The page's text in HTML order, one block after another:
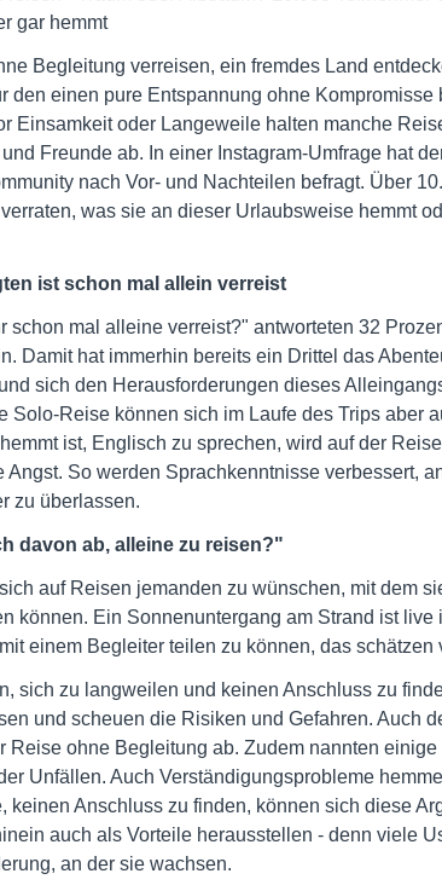
gar hemmt
Begleitung verreisen, ein fremdes Land
den einen pure Entspannung ohne Kompromisse
Einsamkeit oder Langeweile halten manche
Freunde ab. In einer Instagram-Umfrage hat
nach Vor- und Nachteilen befragt. Über
was sie an dieser Urlaubsweise hemmt
ist schon mal allein verreist
schon mal alleine verreist?" antworteten 32
Damit hat immerhin bereits ein Drittel das
sich den Herausforderungen dieses
Solo-Reise können sich im Laufe des Trips aber
ist, Englisch zu sprechen, wird auf der
So werden Sprachkenntnisse verbessert,
zu überlassen.
davon ab, alleine zu reisen?"
auf Reisen jemanden zu wünschen, mit dem
können. Ein Sonnenuntergang am Strand ist live
einem Begleiter teilen zu können, das
sich zu langweilen und keinen Anschluss zu
und scheuen die Risiken und Gefahren. Auch
Reise ohne Begleitung ab. Zudem nannten
Unfällen. Auch Verständigungsprobleme
keinen Anschluss zu finden, können sich diese
auch als Vorteile herausstellen - denn viele
an der sie wachsen.